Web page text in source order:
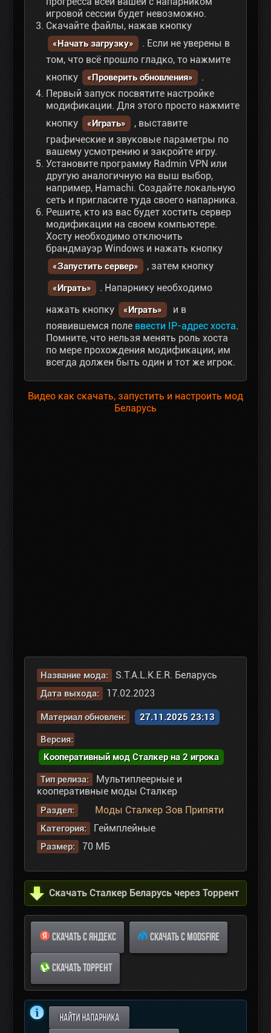
игровой сессии будет невозможно.
Скачайте файлы, нажав кнопку
«Начать загрузку»
. Если не уверены в
том, что всё прошло гладко, то нажмите
кнопку
«Проверить обновления»
.
Первый запуск посвятите настройке
модификации. Для этого просто нажмите
кнопку
«Играть»
, выставите
графические и звуковые параметры по
вашему усмотрению и закройте игру.
Установите программу Radmin VPN или
другую аналогичную на выш выбор,
например, Hamachi. Создайте локальную
сеть и пригласите туда своего напарника.
Решите, кто из вас будет хостить сервер
модификации на своем компьютере.
Хосту необходимо отключить
брандмауэр Windows и нажать кнопку
«Запустить сервер» , затем кнопку
«Играть»
. Напарнику необходимо
нажать кнопку
«Играть»
и в
появившемся поле ввести IP-адрес хоста.
Помните, что нельзя менять роль хоста
по мере прохождения модификации, им
всегда должен быть один и тот же игрок.
Видео как скачать, запустить и настроить мод
Беларусь
Название мода: S.T.A.L.K.E.R. Беларусь
Дата выхода: 17.02.2023
Материал обновлен: 27.11.2025 23:13
Версия:
Кооперативный мод Сталкер на 2 игрока
Тип релиза:
Мультиплеерные и
кооперативные моды Сталкер
Раздел: Моды Сталкер Зов Припяти
Категория: Геймплейные
Размер: 70 МБ
Скачать Сталкер Беларусь через Торрент
СКАЧАТЬ С ЯНДЕКС СКАЧАТЬ С MODSFIRE
СКАЧАТЬ ТОРРЕНТ
НАЙТИ НАПАРНИКА